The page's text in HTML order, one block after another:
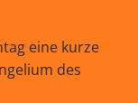
eine kurze
des